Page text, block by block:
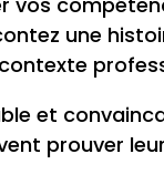
une
et
prouver